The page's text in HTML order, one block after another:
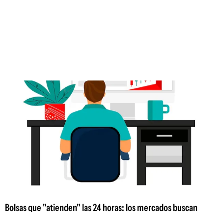
Bolsas que "atienden" las 24 horas: los mercados buscan